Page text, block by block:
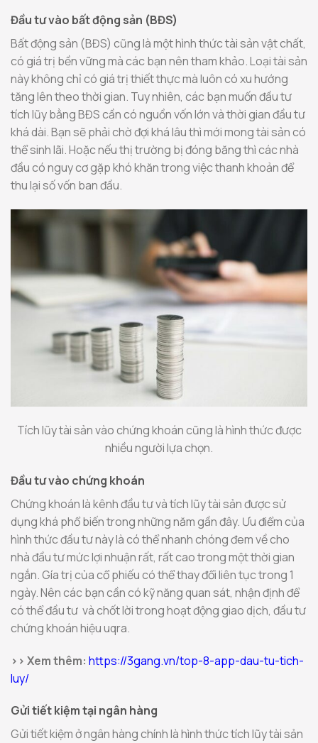
Đầu tư vào bất động sản (BĐS)
Bất động sản (BĐS) cũng là một hình thức tài sản vật chất,
có giá trị bền vững mà các bạn nên tham khảo. Loại tài sản
này không chỉ có giá trị thiết thực mà luôn có xu hướng
tăng lên theo thời gian. Tuy nhiên, các bạn muốn đầu tư
tích lũy bằng BĐS cần có nguồn vốn lớn và thời gian đầu tư
khá dài. Bạn sẽ phải chờ đợi khá lâu thì mới mong tài sản có
thể sinh lãi. Hoặc nếu thị trường bị đóng băng thì các nhà
đầu có nguy cơ gặp khó khăn trong việc thanh khoản để
thu lại số vốn ban đầu.
Tích lũy tài sản vào chứng khoán cũng là hình thức được
nhiều người lựa chọn.
Đầu tư vào chứng khoán
Chứng khoán là kênh đầu tư và tích lũy tài sản được sử
dụng khá phổ biến trong những năm gần đây. Ưu điểm của
hình thức đầu tư này là có thể nhanh chóng đem về cho
nhà đầu tư mức lợi nhuận rất, rất cao trong một thời gian
ngắn. Gía trị của cổ phiếu có thể thay đổi liên tục trong 1
ngày. Nên các bạn cần có kỹ năng quan sát, nhận định để
có thể đầu tư và chốt lời trong hoạt động giao dịch, đầu tư
chứng khoán hiệu uqra.
>> Xem thêm: https://3gang.vn/top-8-app-dau-tu-tich-
luy/
Gửi tiết kiệm tại ngân hàng
Gửi tiết kiệm ở ngân hàng chính là hình thức tích lũy tài sản